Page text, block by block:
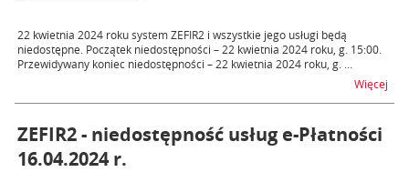
22 kwietnia 2024 roku system ZEFIR2 i wszystkie jego usługi będą
niedostępne. Początek niedostępności – 22 kwietnia 2024 roku, g. 15:00.
Przewidywany koniec niedostępności – 22 kwietnia 2024 roku, g. ...
Więcej
ZEFIR2 - niedostępność usług e-Płatności
16.04.2024 r.